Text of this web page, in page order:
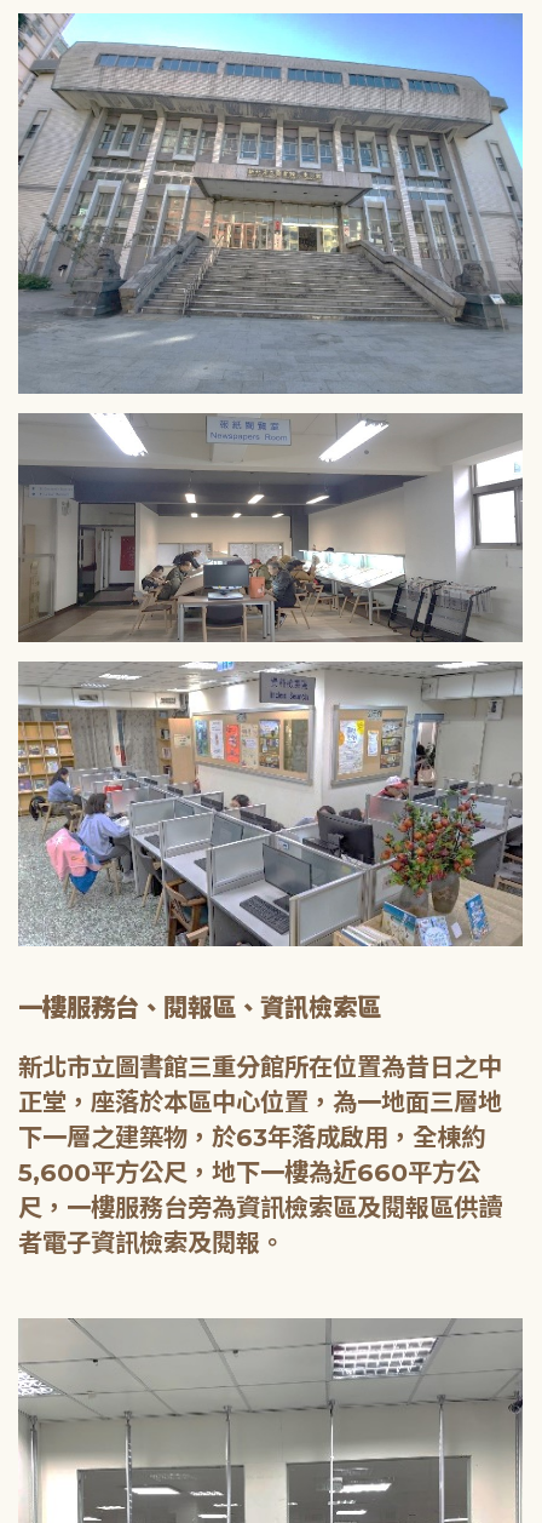
一樓服務台、閱報區、資訊檢索區
新北市立圖書館三重分館所在位置為昔日之中
正堂，座落於本區中心位置，為一地面三層地
下一層之建築物，於63年落成啟用，全棟約
5,600平方公尺，地下一樓為近660平方公
尺，一樓服務台旁為資訊檢索區及閱報區供讀
者電子資訊檢索及閱報。